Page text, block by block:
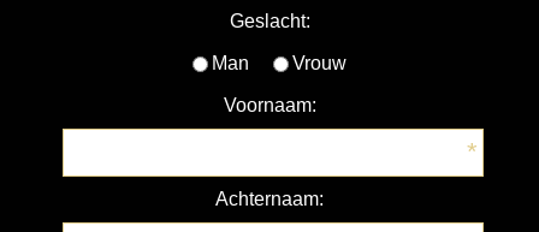
Geslacht:
Man Vrouw
Voornaam:
*
Achternaam: